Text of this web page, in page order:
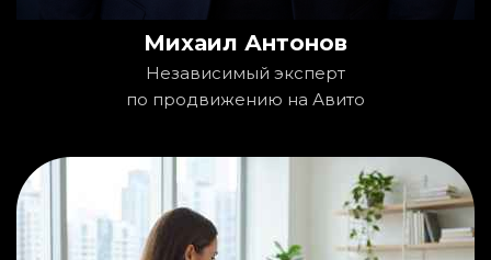
Михаил Антонов
Независимый эксперт
по продвижению на Авито